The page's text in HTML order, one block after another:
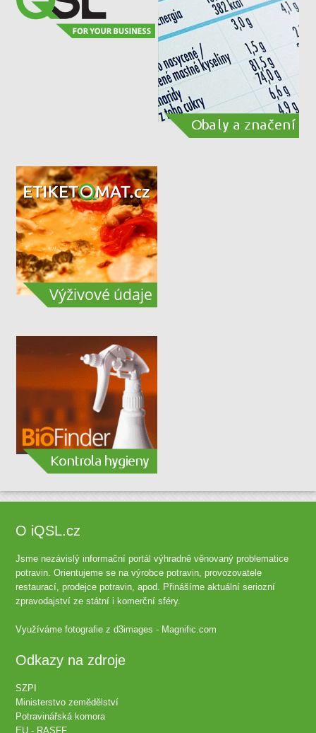
O iQSL.cz
Jsme nezávislý informační portál výhradně věnovaný problematice
potravin. Orientujeme se na výrobce potravin, provozovatele
restaurací, prodejce potravin, apod. Přinášíme aktuální seriozní
zpravodajství ze státní i komerční sféry.
Využíváme fotografie zd3images - Magnific.com
Odkazy na zdroje
SZPI
Ministerstvo zemědělství
Potravinářská komora
EU - RASFF